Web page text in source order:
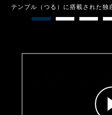
テンプル（つる）に搭載された独